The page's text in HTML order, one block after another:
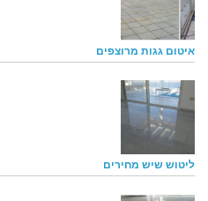
איטום גגות מרוצפים
ליטוש שיש מחירים